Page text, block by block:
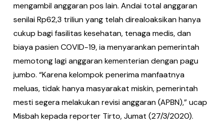
mengambil anggaran pos lain. Andai total anggaran
senilai Rp62,3 triliun yang telah direaloaksikan hanya
cukup bagi fasilitas kesehatan, tenaga medis, dan
biaya pasien COVID-19, ia menyarankan pemerintah
memotong lagi anggaran kementerian dengan pagu
jumbo. “Karena kelompok penerima manfaatnya
meluas, tidak hanya masyarakat miskin, pemerintah
mesti segera melakukan revisi anggaran (APBN),” ucap
Misbah kepada reporter Tirto, Jumat (27/3/2020).